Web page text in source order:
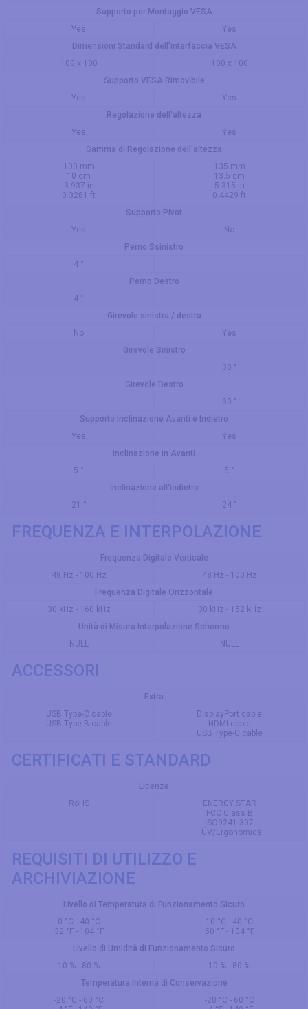
Supporto per Montaggio VESA
Yes
Yes
Dimensioni Standard dell'interfaccia VESA
100 x 100
100 x 100
Supporto VESA Rimovibile
Yes
Yes
Regolazione dell'altezza
Yes
Yes
Gamma di Regolazione dell'altezza
100 mm
10 cm
3.937 in
0.3281 ft
135 mm
13.5 cm
5.315 in
0.4429 ft
Supporto Pivot
Yes
No
Perno Ssinistro
4 °
Perno Destro
4 °
Girevole sinistra / destra
No
Yes
Girevole Sinistro
30 °
Girevole Destro
30 °
Supporto Inclinazione Avanti e Indietro
Yes
Yes
Inclinazione in Avanti
5 °
5 °
Inclinazione all'indietro
21 °
24 °
FREQUENZA E INTERPOLAZIONE
Frequenza Digitale Verticale
48 Hz - 100 Hz
48 Hz - 100 Hz
Frequenza Digitale Orizzontale
30 kHz - 160 kHz
30 kHz - 152 kHz
Unità di Misura Interpolazione Schermo
NULL
NULL
ACCESSORI
Extra
USB Type-C cable
USB Type-B cable
DisplayPort cable
HDMI cable
USB Type-C cable
CERTIFICATI E STANDARD
Licenze
RoHS
ENERGY STAR
FCC Class B
ISO9241-307
TÜV/Ergonomics
REQUISITI DI UTILIZZO E
ARCHIVIAZIONE
Livello di Temperatura di Funzionamento Sicuro
0 °C - 40 °C
32 °F - 104 °F
10 °C - 40 °C
50 °F - 104 °F
Livello di Umidità di Funzionamento Sicuro
10 % - 80 %
10 % - 80 %
Temperatura Interna di Conservazione
-20 °C - 60 °C
-20 °C - 60 °C